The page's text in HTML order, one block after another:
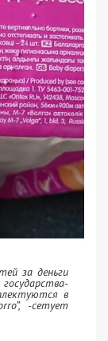
за деньги
в
-сетует